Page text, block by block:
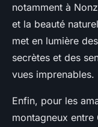
notamment à
et la beauté
met en lumière
secrètes et des
vues imprenables.
Enfin, pour les
montagneux